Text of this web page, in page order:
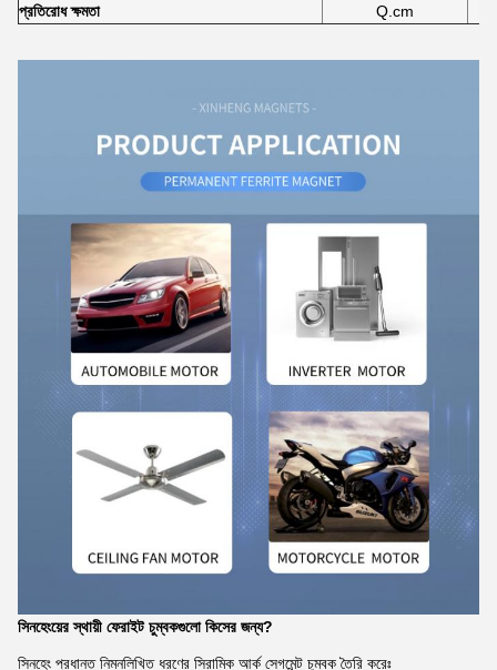
প্রতিরোধ ক্ষমতা
Q.cm
সিনহেংয়ের স্থায়ী ফেরাইট চুম্বকগুলো কিসের জন্য?
সিনহেং প্রধানত নিম্নলিখিত ধরণের সিরামিক আর্ক সেগমেন্ট চুম্বক তৈরি করেঃ